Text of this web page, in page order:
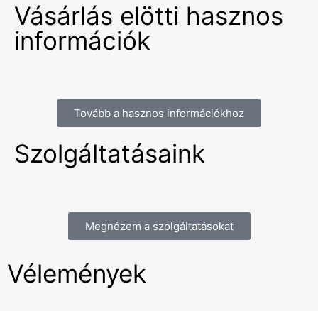
Vásárlás elötti hasznos
információk
Tovább a hasznos információkhoz
Szolgáltatásaink
Megnézem a szolgáltatásokat
Vélemények